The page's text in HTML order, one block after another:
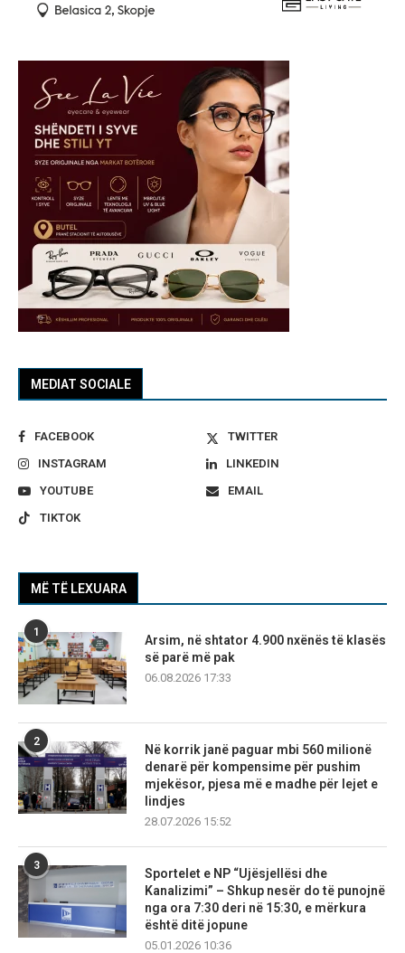
MEDIAT SOCIALE
FACEBOOK
TWITTER
INSTAGRAM
LINKEDIN
YOUTUBE
EMAIL
TIKTOK
MË TË LEXUARA
1
Arsim, në shtator 4.900 nxënës të klasës
së parë më pak
06.08.2026 17:33
2
Në korrik janë paguar mbi 560 milionë
denarë për kompensime për pushim
mjekësor, pjesa më e madhe për lejet e
lindjes
28.07.2026 15:52
3
Sportelet e NP “Ujësjellësi dhe
Kanalizimi” – Shkup nesër do të punojnë
nga ora 7:30 deri në 15:30, e mërkura
është ditë jopune
05.01.2026 10:36